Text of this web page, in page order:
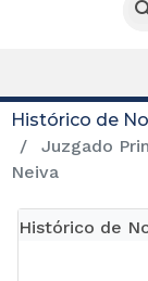
Histórico de
Juzgado
Neiva
Histórico de